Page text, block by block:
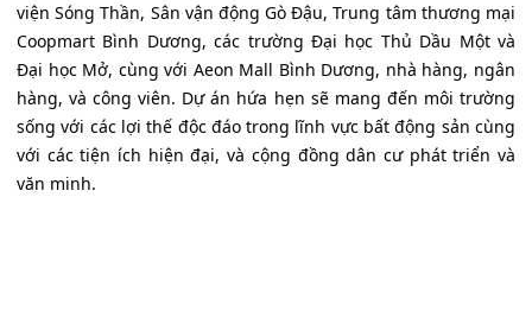
viện Sóng Thần, Sân vận động Gò Đậu, Trung tâm thương mại
Coopmart Bình Dương, các trường Đại học Thủ Dầu Một và
Đại học Mở, cùng với Aeon Mall Bình Dương, nhà hàng, ngân
hàng, và công viên. Dự án hứa hẹn sẽ mang đến môi trường
sống với các lợi thế độc đáo trong lĩnh vực bất động sản cùng
với các tiện ích hiện đại, và cộng đồng dân cư phát triển và
văn minh.